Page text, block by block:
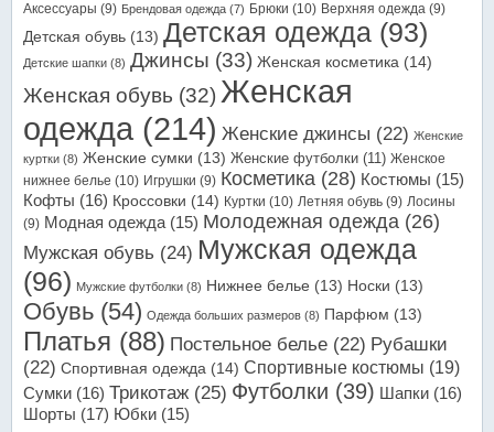
Аксессуары (9) Брендовая одежда (7) Брюки (10) Верхняя одежда (9)
Детская обувь (13) Детская одежда (93)
Детские шапки (8) Джинсы (33) Женская косметика (14)
Женская обувь (32) Женская
одежда (214) Женские джинсы (22) Женские
куртки (8) Женские сумки (13) Женские футболки (11) Женское
нижнее белье (10) Игрушки (9) Косметика (28) Костюмы (15)
Кофты (16) Кроссовки (14) Куртки (10) Летняя обувь (9) Лосины
(9) Модная одежда (15) Молодежная одежда (26)
Мужская обувь (24) Мужская одежда
(96) Мужские футболки (8) Нижнее белье (13) Носки (13)
Обувь (54) Одежда больших размеров (8) Парфюм (13)
Платья (88) Постельное белье (22) Рубашки
(22) Спортивная одежда (14) Спортивные костюмы (19)
Сумки (16) Трикотаж (25) Футболки (39) Шапки (16)
Шорты (17) Юбки (15)